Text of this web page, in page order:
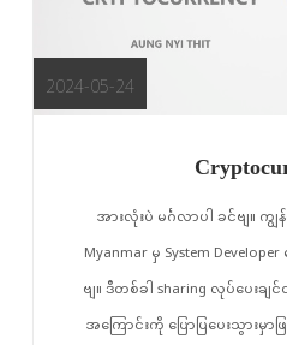
2024-05-24
အားလုံးပဲ မင်္ဂလာပါ ခင်ဗျ။ က
Myanmar မှ System
ဗျ။ ဒီတစ်ခါ sharing လုပ်ပေးခ
အကြောင်းကို ပြောပြပေးသွား